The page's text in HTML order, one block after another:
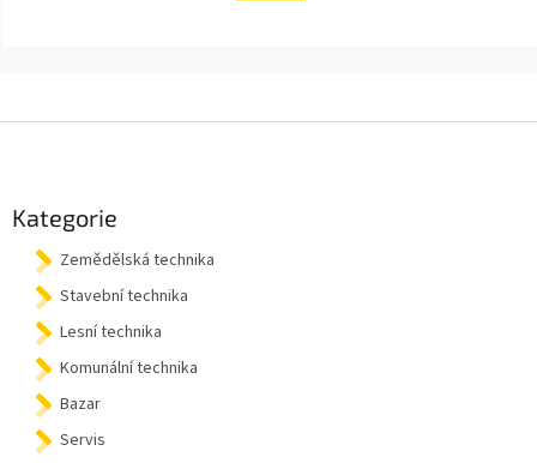
Kategorie
Zemědělská technika
Stavební technika
Lesní technika
Komunální technika
Bazar
Servis